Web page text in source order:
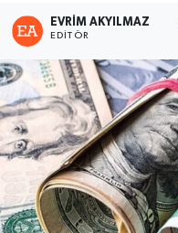
EVRIM AKYILMAZ
EDITÖR